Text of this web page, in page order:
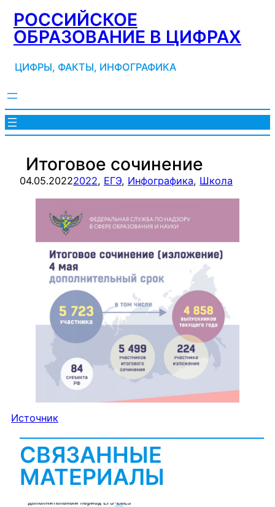
Перейти
содержимому
РОССИЙСКОЕ
ОБРАЗОВАНИЕ В ЦИФРАХ
ЦИФРЫ, ФАКТЫ, ИНФОГРАФИКА
Итоговое сочинение
04.05.20222022, ЕГЭ, Инфографика, Школа
Источник
СВЯЗАННЫЕ
МАТЕРИАЛЫ